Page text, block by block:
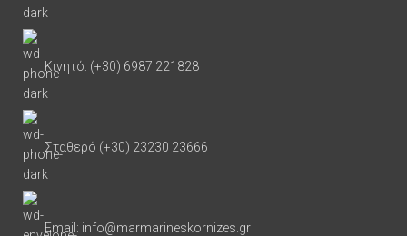
Κινητό: (+30) 6987 221828
Σταθερό (+30) 23230 23666
Email: info@marmarineskornizes.gr